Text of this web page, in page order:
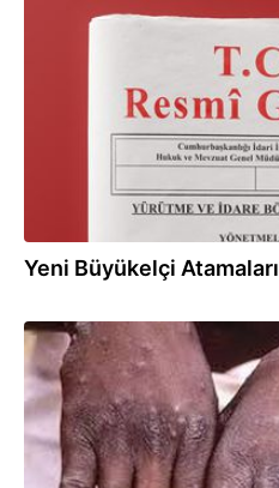
25.10.2024
Yeni Büyükelçi Atamaları
15.10.2024